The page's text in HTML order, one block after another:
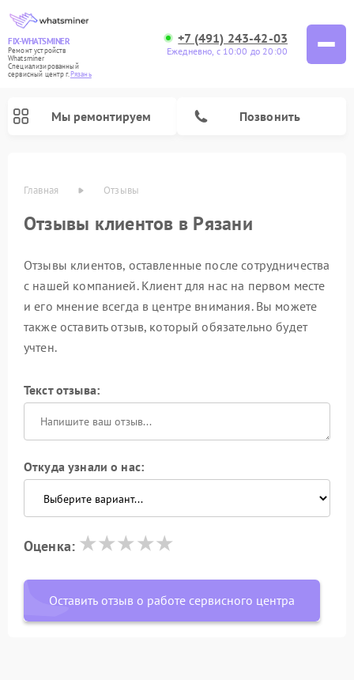
FIX-WHATSMINER
Ремонт устройств
Whatsminer
Специализированный
cервисный центр г.Рязань
+7 (491) 243-42-03
Ежедневно, с 10:00 до 20:00
Мы ремонтируем Позвонить
Главная Отзывы
Отзывы клиентов в Рязани
Отзывы клиентов, оставленные после сотрудничества
с нашей компанией. Клиент для нас на первом месте
и его мнение всегда в центре внимания. Вы можете
также оставить отзыв, который обязательно будет
учтен.
Текст отзыва:
Откуда узнали о нас:
Оценка:
Оставить отзыв о работе сервисного центра